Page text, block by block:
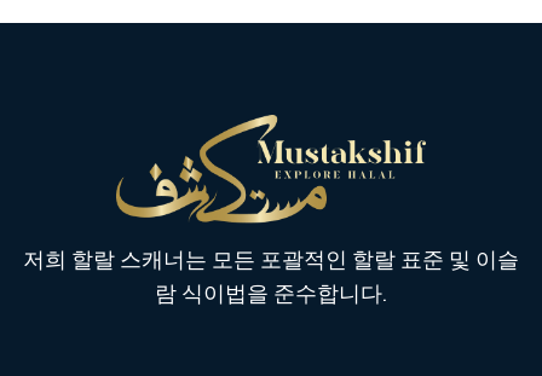
저희 할랄 스캐너는 모든 포괄적인 할랄 표준 및 이슬
람 식이법을 준수합니다.